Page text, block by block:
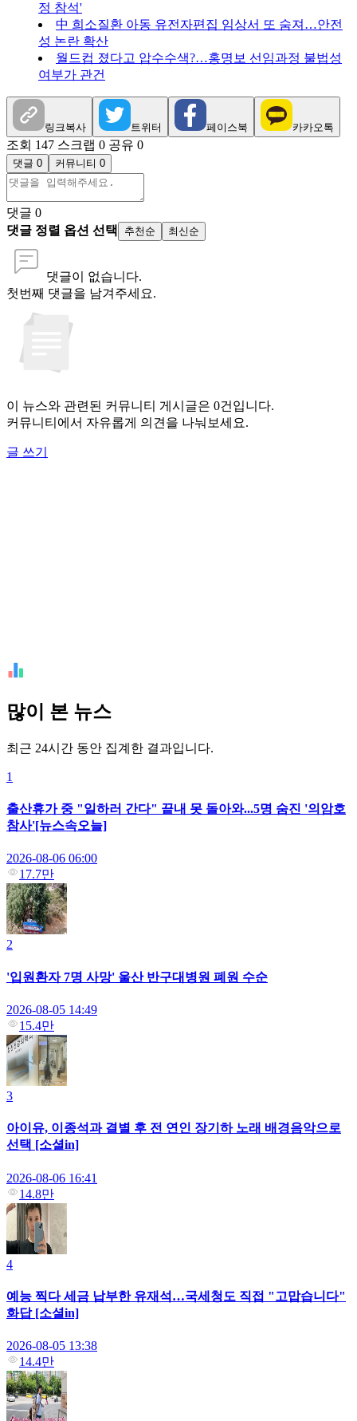
정 참석'
中 희소질환 아동 유전자편집 임상서 또 숨져…안전
성 논란 확산
월드컵 졌다고 압수수색?…홍명보 선임과정 불법성
여부가 관건
링크복사 트위터 페이스북 카카오톡
조회 147 스크랩 0 공유 0
댓글 0 커뮤니티 0
댓글 0
댓글 정렬 옵션 선택
추천순 최신순
댓글이 없습니다.
첫번째 댓글을 남겨주세요.
이 뉴스와 관련된 커뮤니티 게시글은 0건입니다.
커뮤니티에서 자유롭게 의견을 나눠보세요.
글 쓰기
많이 본 뉴스
최근 24시간 동안 집계한 결과입니다.
1
출산휴가 중 "일하러 간다" 끝내 못 돌아와...5명 숨진 '의암호
참사'[뉴스속오늘]
2026-08-06 06:00
17.7만
2
'입원환자 7명 사망' 울산 반구대병원 폐원 수순
2026-08-05 14:49
15.4만
3
아이유, 이종석과 결별 후 전 연인 장기하 노래 배경음악으로
선택 [소셜in]
2026-08-06 16:41
14.8만
4
예능 찍다 세금 납부한 유재석…국세청도 직접 "고맙습니다"
화답 [소셜in]
2026-08-05 13:38
14.4만